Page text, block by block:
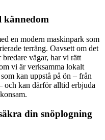
kännedom
en modern maskinpark som
terräng. Oavsett om det
bredare vägar, har vi rätt
vi är verksamma lokalt
kan uppstå på ön – från
och kan därför alltid erbjuda
din snöplogning